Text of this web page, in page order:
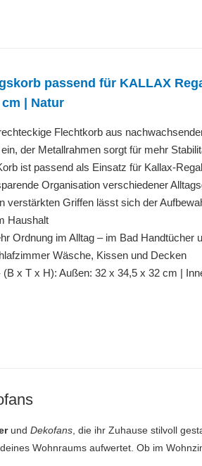
passend für KALLAX
cm | Natur
Flechtkorb aus
der Metallrahmen sorgt für mehr
ist passend als Einsatz für Kallax-
Organisation verschiedener
verstärkten Griffen lässt sich der
Haushalt
Ordnung im Alltag – im Bad Handtücher
Wäsche, Kissen und Decken
x T x H): Außen: 32 x 34,5 x 32 cm |
und Dekofans , die ihr Zuhause stilvoll
Wohnraums aufwertet. Ob im